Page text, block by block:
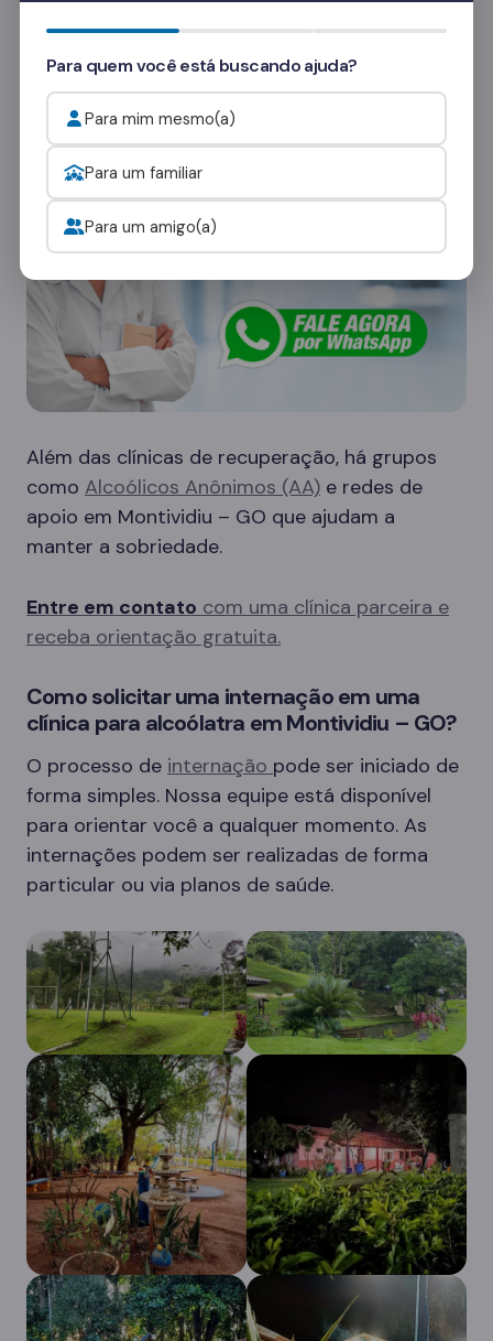
Quer saber mais? Fale com nossos
consultorese veja como funcionam as visitas.
Onde procurar ajuda para o alcoolismo?
Além das clínicas de recuperação, há grupos
como Alcoólicos Anônimos (AA) e redes de
apoio em Montividiu – GO que ajudam a
manter a sobriedade.
Entre em contato com uma clínica parceira e
receba orientação gratuita.
Como solicitar uma internação em uma
clínica para alcoólatra em Montividiu – GO?
O processo de internação pode ser iniciado de
forma simples. Nossa equipe está disponível
para orientar você a qualquer momento. As
internações podem ser realizadas de forma
particular ou via planos de saúde.
Para quem você está buscando ajuda?
Para mim mesmo(a)
Para um familiar
Para um amigo(a)